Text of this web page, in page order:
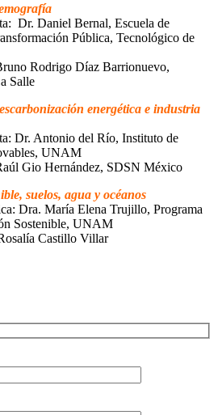
Dr. Daniel Bernal, Escuela de
Pública, Tecnológico de
Rodrigo Díaz Barrionuevo,
Salle
energética e industria
Dr. Antonio del Río, Instituto de
UNAM
Gio Hernández, SDSN México
suelos, agua y océanos
Dra. María Elena Trujillo, Programa
Sostenible, UNAM
Castillo Villar